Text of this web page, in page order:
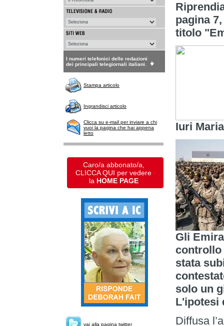
I numeri telefonici delle redazioni
dei principali telegiornali italiani.
Stampa articolo
Ingrandisci articolo
Clicca su e-mail per inviare a chi
vuoi la pagina che hai appena
letto
Caro/a abbonato/a,
CLICCA QUI per vedere
la HOME PAGE
vai alla pagina twitter
pagina
titolo
Iuri
Gli
controllo
stata
solo un
L'ipotesi
Diffusa